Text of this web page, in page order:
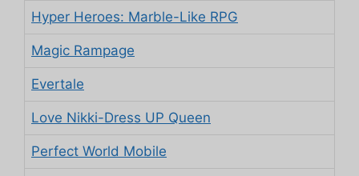
Hyper Heroes: Marble-Like RPG
Magic Rampage
Evertale
Love Nikki-Dress UP Queen
Perfect World Mobile